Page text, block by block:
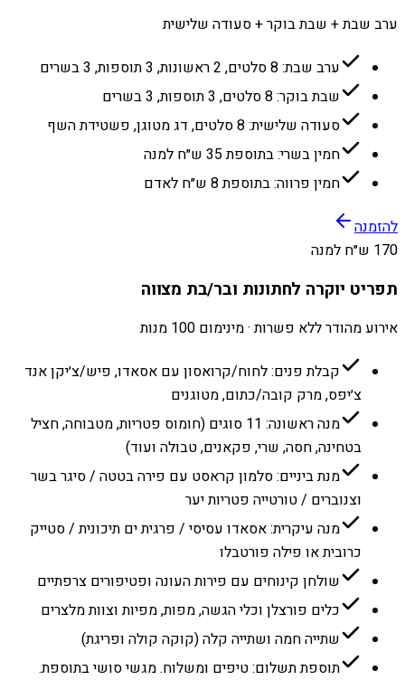
ערב שבת + שבת בוקר + סעודה שלישית
ערב שבת: 8 סלטים, 2 ראשונות, 3 תוספות, 3 בשרים
שבת בוקר: 8 סלטים, 3 תוספות, 3 בשרים
סעודה שלישית: 8 סלטים, דג מטוגן, פשטידת השף
חמין בשרי: בתוספת 35 ש״ח למנה
חמין פרווה: בתוספת 8 ש״ח לאדם
להזמנה
170 ש״ח למנה
תפריט יוקרה לחתונות ובר/בת מצווה
אירוע מהודר ללא פשרות · מינימום 100 מנות
קבלת פנים: לחוח/קרואסון עם אסאדו, פיש/צ׳יקן אנד
צ׳יפס, מרק קובה/כתום, מטוגנים
מנה ראשונה: 11 סוגים (חומוס פטריות, מטבוחה, חציל
בטחינה, חסה, שרי, פקאנים, טבולה ועוד)
מנת ביניים: סלמון קראסט עם פירה בטטה / סיגר בשר
וצנוברים / טורטייה פטריות יער
מנה עיקרית: אסאדו עסיסי / פרגית ים תיכונית / סטייק
כרובית או פילה פורטבלו
שולחן קינוחים עם פירות העונה ופטיפורים צרפתיים
כלים פורצלן וכלי הגשה, מפות, מפיות וצוות מלצרים
שתייה חמה ושתייה קלה (קוקה קולה ופריגת)
תוספת תשלום: טיפים ומשלוח. מגשי סושי בתוספת.